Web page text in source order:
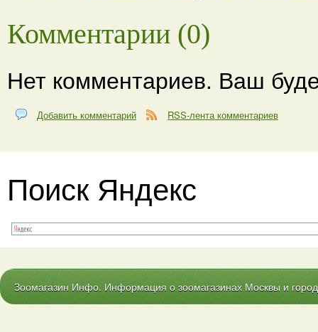
Комментарии (0)
Нет комментариев. Ваш
Добавить комментарий RSS-лента комментариев
Поиск Яндекс
Зоомагазин Инфо. Информация о зоомагазинах Москвы и